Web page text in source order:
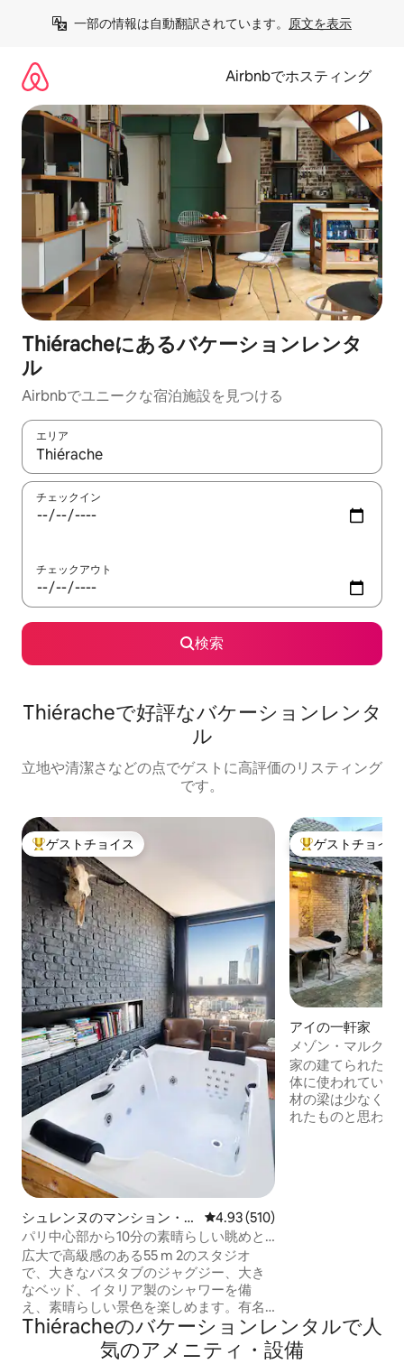
一部の情報は自動翻訳されています。 原文を表示
Airbnbでホスティング
Thiéracheにあるバケーションレンタ
ル
Airbnbでユニークな宿泊施設を見つける
エリア
検索結果が表示されたら、上下の矢印キーを使って移動するか
チェックイン
チェックアウト
検索
Thiéracheで好評なバケーションレンタ
ル
立地や清潔さなどの点でゲストに高評価のリスティング
です。
大好評のゲストチョイスです。
ゲストチョイス
シュレンヌのマンション・ア
パート
レビュー510件、5つ星中4.93つ
4.93 (510)
パリ中心部から10分の素晴らしい眺めと
ジャグジー！
広大で高級感のある55 m 2のスタジオ
で、大きなバスタブのジャグジー、大き
なベッド、イタリア製のシャワーを備
え、素晴らしい景色を楽しめます。有名
なシャンゼリゼ通り（パリの中心部）か
ら10分の静かで安全なエリアにありま
大好評のゲスト
ゲストチョイス
アイの一軒家
メゾン・マルクス
街
家の建てられた年
体に使われている
材の梁は少なくと
れたものと思われ
Thiéracheのバケーションレンタルで人
気のアメニティ・設備